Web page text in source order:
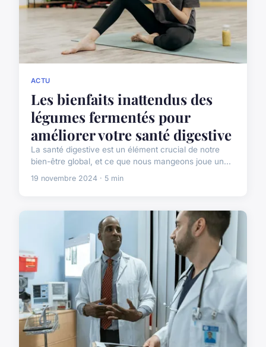
ACTU
Les bienfaits inattendus des
légumes fermentés pour
améliorer votre santé digestive
La santé digestive est un élément crucial de notre
bien-être global, et ce que nous mangeons joue un...
19 novembre 2024 · 5 min